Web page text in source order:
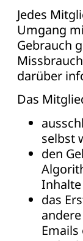
Jedes
Umgang
Gebrauch
darüber
Das
selbst
den
das